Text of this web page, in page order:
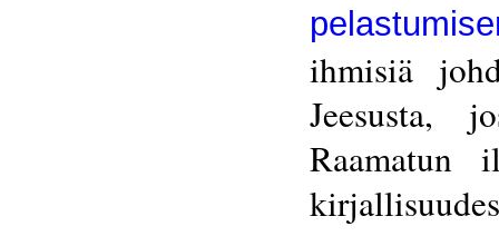
ihmisiä
Jeesusta,
Raamatun